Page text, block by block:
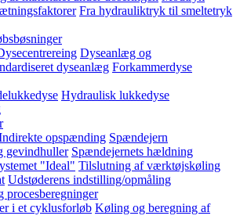
Fra hydrauliktryk til smeltetryk
Dyseanlæg og
dyseanlæg Forkammerdyse
Hydraulisk lukkedyse
opspænding Spændejern
gevindhuller Spændejernets hældning
"Ideal" Tilslutning af værktøjskøling
Udstøderens indstilling/opmåling
procesberegninger
i et cyklusforløb Køling og beregning af